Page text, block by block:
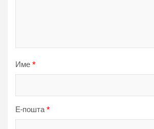
Име *
Е-пошта*